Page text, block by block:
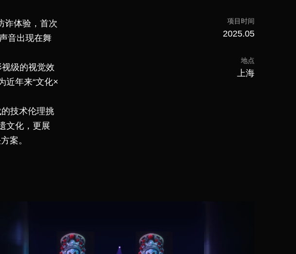
诈体验，首次
音出现在舞
级的视觉效
近年来“文化×
技术伦理挑
文化，更展
案。
项目时间
2025.05
地点
上海